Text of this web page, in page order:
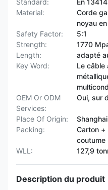
Standard:
En
Material:
Corde
noyau
Safety Factor:
5:1
Strength:
1770
Length:
adapté
Key Word:
Le câble
OEM Or ODM
Services:
Oui, sur
Place Of Origin:
Packing:
Carton +
coutume
WLL:
127,9
Description du produit